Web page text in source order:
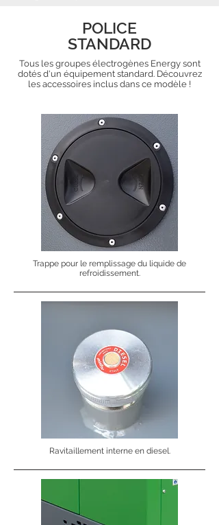
POLICE
STANDARD
Tous les groupes électrogènes Energy sont
dotés d'un équipement standard. Découvrez
les accessoires inclus dans ce modèle !
Trappe pour le remplissage du liquide de
refroidissement.
Ravitaillement interne en diesel.